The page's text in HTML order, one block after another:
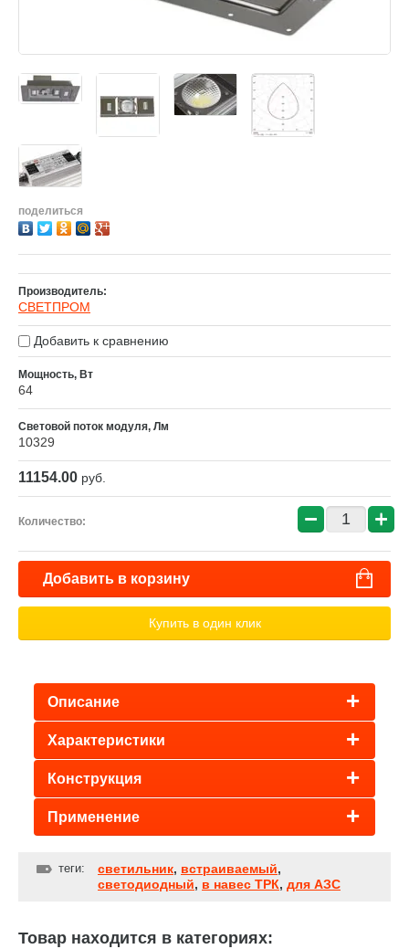
поделиться
Производитель:
СВЕТПРОМ
Добавить к сравнению
Мощность, Вт
64
Световой поток модуля, Лм
10329
11154.00 руб.
Количество: − +
Добавить в корзину
Купить в один клик
Описание
Характеристики
Конструкция
Применение
теги: светильник, встраиваемый,
светодиодный, в навес ТРК, для АЗС
Товар находится в категориях: